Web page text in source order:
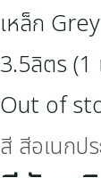
Out of
สี สีอเนกป